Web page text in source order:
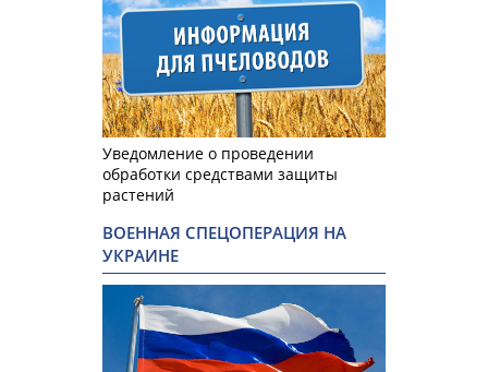
Уведомление о проведении
обработки средствами защиты
растений
ВОЕННАЯ СПЕЦОПЕРАЦИЯ НА
УКРАИНЕ